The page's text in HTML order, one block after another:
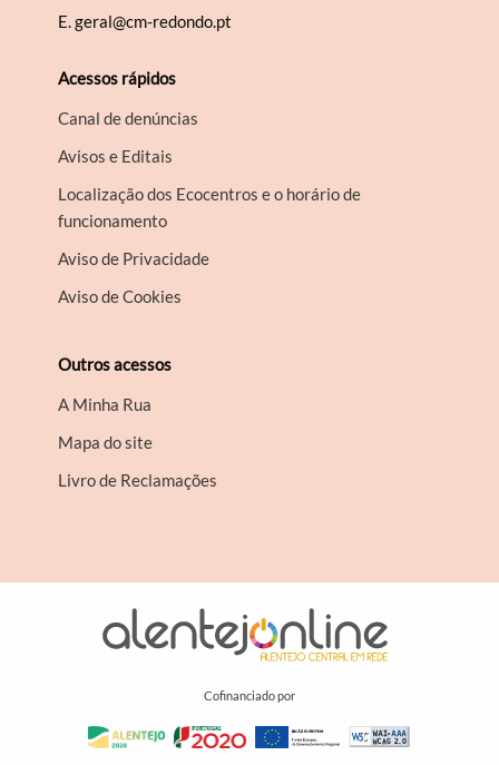
E.geral@cm-redondo.pt
Acessos rápidos
Canal de denúncias
Avisos e Editais
Localização dos Ecocentros e o horário de
funcionamento
Aviso de Privacidade
Aviso de Cookies
Outros acessos
A Minha Rua
Mapa do site
Livro de Reclamações
Cofinanciado por